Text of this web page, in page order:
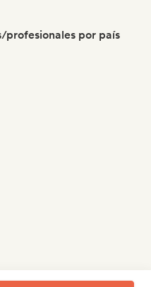
profesionales por país